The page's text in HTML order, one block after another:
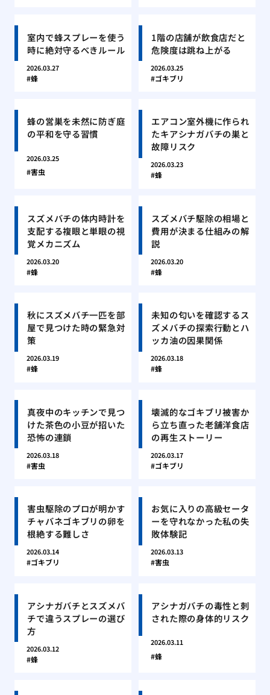
室内で蜂スプレーを使う
時に絶対守るべきルール
2026.03.27
蜂
1階の店舗が飲食店だと
危険度は跳ね上がる
2026.03.25
ゴキブリ
蜂の営巣を未然に防ぎ庭
の平和を守る習慣
2026.03.25
害虫
エアコン室外機に作られ
たキアシナガバチの巣と
故障リスク
2026.03.23
蜂
スズメバチの体内時計を
支配する複眼と単眼の視
覚メカニズム
2026.03.20
蜂
スズメバチ駆除の相場と
費用が決まる仕組みの解
説
2026.03.20
蜂
秋にスズメバチ一匹を部
屋で見つけた時の緊急対
策
2026.03.19
蜂
未知の匂いを確認するス
ズメバチの探索行動とハ
ッカ油の因果関係
2026.03.18
蜂
真夜中のキッチンで見つ
けた茶色の小豆が招いた
恐怖の連鎖
2026.03.18
害虫
壊滅的なゴキブリ被害か
ら立ち直った老舗洋食店
の再生ストーリー
2026.03.17
ゴキブリ
害虫駆除のプロが明かす
チャバネゴキブリの卵を
根絶する難しさ
2026.03.14
ゴキブリ
お気に入りの高級セータ
ーを守れなかった私の失
敗体験記
2026.03.13
害虫
アシナガバチとスズメバ
チで違うスプレーの選び
方
2026.03.12
蜂
アシナガバチの毒性と刺
された際の身体的リスク
2026.03.11
蜂